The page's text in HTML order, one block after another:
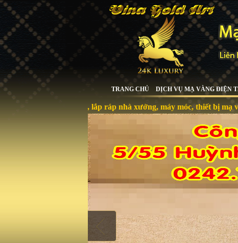
TRANG CHỦ DỊCH VỤ MẠ VÀNG ĐIỆN
nghệ, lắp ráp nhà xưởng, máy móc, thiết bị mạ vàng. Liên hệ: